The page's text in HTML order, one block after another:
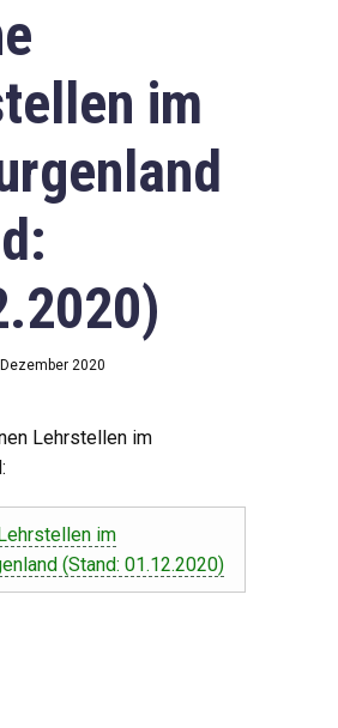
im
2020
Lehrstellen im
im
(Stand: 01.12.2020)